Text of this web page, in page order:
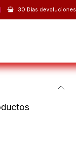
30 Días devoluciones